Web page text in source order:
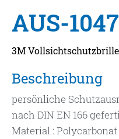
AUS-1047
3M
Beschreibung
persönliche
nach DIN EN 166
Material : Polycarbonat